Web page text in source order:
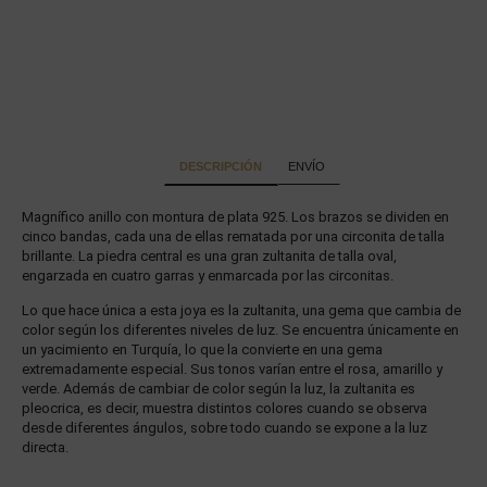
DESCRIPCIÓN ENVÍO
Magnífico anillo con montura de plata 925. Los brazos se dividen en
cinco bandas, cada una de ellas rematada por una circonita de talla
brillante. La piedra central es una gran zultanita de talla oval,
engarzada en cuatro garras y enmarcada por las circonitas.
Lo que hace única a esta joya es la zultanita, una gema que cambia de
color según los diferentes niveles de luz. Se encuentra únicamente en
un yacimiento en Turquía, lo que la convierte en una gema
extremadamente especial. Sus tonos varían entre el rosa, amarillo y
verde. Además de cambiar de color según la luz, la zultanita es
pleocrica, es decir, muestra distintos colores cuando se observa
desde diferentes ángulos, sobre todo cuando se expone a la luz
directa.